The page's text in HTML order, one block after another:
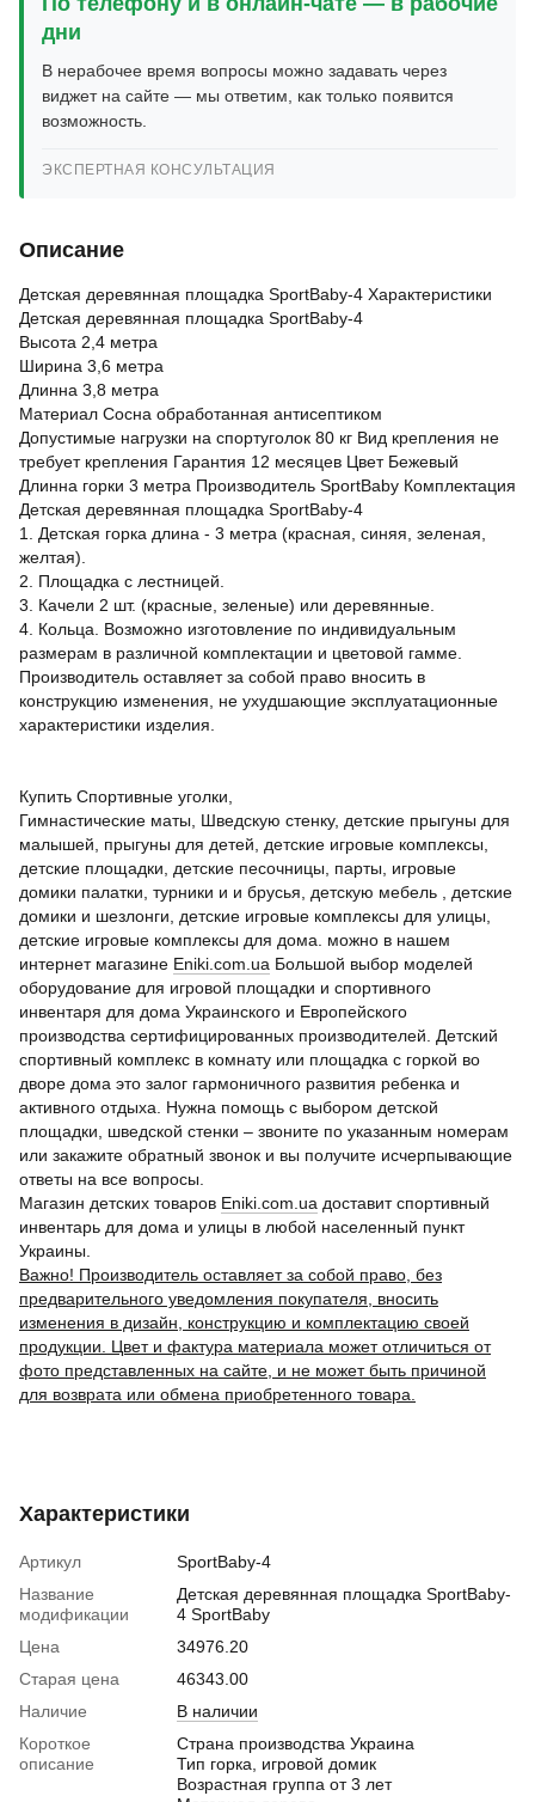
дни
В нерабочее время вопросы можно задавать через
виджет на сайте — мы ответим, как только появится
возможность.
ЭКСПЕРТНАЯ КОНСУЛЬТАЦИЯ
Описание
Детская деревянная площадка SportBaby-4 Характеристики
Детская деревянная площадка SportBaby-4
Высота 2,4 метра
Ширина 3,6 метра
Длинна 3,8 метра
Материал Сосна обработанная антисептиком
Допустимые нагрузки на спортуголок 80 кг Вид крепления не
требует крепления Гарантия 12 месяцев Цвет Бежевый
Длинна горки 3 метра Производитель SportBaby Комплектация
Детская деревянная площадка SportBaby-4
1. Детская горка длина - 3 метра (красная, синяя, зеленая,
желтая).
2. Площадка с лестницей.
3. Качели 2 шт. (красные, зеленые) или деревянные.
4. Кольца. Возможно изготовление по индивидуальным
размерам в различной комплектации и цветовой гамме.
Производитель оставляет за собой право вносить в
конструкцию изменения, не ухудшающие эксплуатационные
характеристики изделия.
Купить Спортивные уголки,
Гимнастические маты, Шведскую стенку, детские прыгуны для
малышей, прыгуны для детей, детские игровые комплексы,
детские площадки, детские песочницы, парты, игровые
домики палатки, турники и и брусья, детскую мебель , детские
домики и шезлонги, детские игровые комплексы для улицы,
детские игровые комплексы для дома. можно в нашем
интернет магазине Eniki.сom.ua Большой выбор моделей
оборудование для игровой площадки и спортивного
инвентаря для дома Украинского и Европейского
производства сертифицированных производителей. Детский
спортивный комплекс в комнату или площадка с горкой во
дворе дома это залог гармоничного развития ребенка и
активного отдыха. Нужна помощь с выбором детской
площадки, шведской стенки – звоните по указанным номерам
или закажите обратный звонок и вы получите исчерпывающие
ответы на все вопросы.
Магазин детских товаров Eniki.сom.ua доставит спортивный
инвентарь для дома и улицы в любой населенный пункт
Украины.
Важно! Производитель оставляет за собой право, без
предварительного уведомления покупателя, вносить
изменения в дизайн, конструкцию и комплектацию своей
продукции. Цвет и фактура материала может отличиться от
фото представленных на сайте, и не может быть причиной
для возврата или обмена приобретенного товара.
Характеристики
Артикул
SportBaby-4
Название
модификации
Детская деревянная площадка SportBaby-
4 SportBaby
Цена
34976.20
Старая цена
46343.00
Наличие
В наличии
Короткое
описание
Страна производства Украина
Тип горка, игровой домик
Возрастная группа от 3 лет